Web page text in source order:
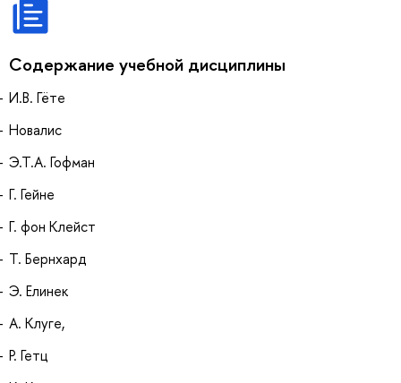
Содержание учебной дисциплины
И.В. Гёте
Новалис
Э.Т.А. Гофман
Г. Гейне
Г. фон Клейст
Т. Бернхард
Э. Елинек
А. Клуге,
Р. Гетц